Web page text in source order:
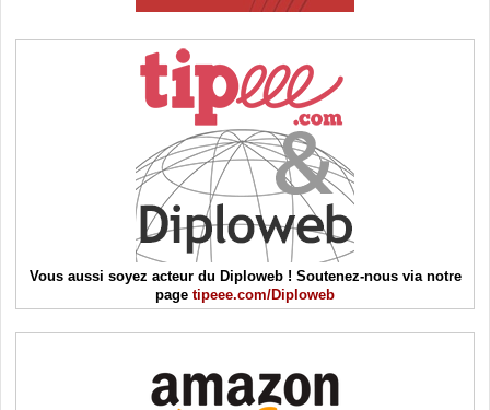
Vous aussi soyez acteur du Diploweb ! Soutenez-nous via notre
page tipeee.com/Diploweb